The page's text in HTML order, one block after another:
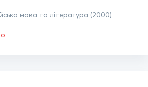
мова та література (2000)